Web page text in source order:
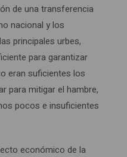
de una transferencia
nacional y los
principales urbes,
para garantizar
eran suficientes los
para mitigar el hambre,
pocos e insuficientes
económico de la